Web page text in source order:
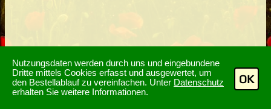
Nutzungsdaten werden durch uns und eingebundene
Dritte mittels Cookies erfasst und ausgewertet, um
den Bestellablauf zu vereinfachen. Unter Datenschutz
erhalten Sie weitere Informationen.
OK